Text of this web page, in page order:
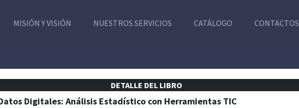
MISIÓN Y VISIÓN NUESTROS SERVICIOS CATÁLOGO CONTACTOS
DETALLE DEL LIBRO
Digitales: Análisis Estadístico con Herramientas TIC